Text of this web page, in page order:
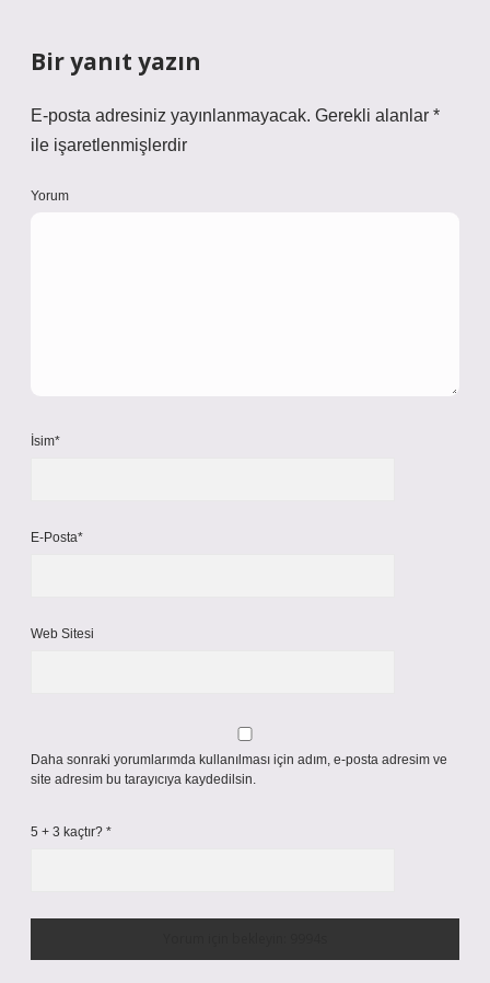
Bir yanıt yazın
E-posta adresiniz yayınlanmayacak. Gerekli alanlar *
ile işaretlenmişlerdir
Yorum
İsim*
E-Posta*
Web Sitesi
Daha sonraki yorumlarımda kullanılması için adım, e-posta adresim ve
site adresim bu tarayıcıya kaydedilsin.
5 + 3 kaçtır? *